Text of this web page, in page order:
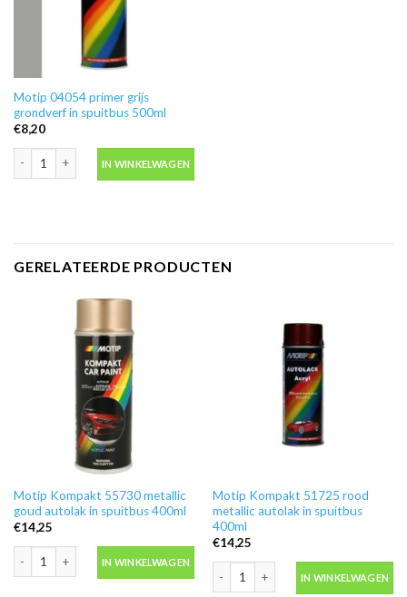
Motip 04054 primer grijs
grondverf in spuitbus 500ml
€8,20
IN WINKELWAGEN
GERELATEERDE PRODUCTEN
Motip Kompakt 55730 metallic
goud autolak in spuitbus 400ml
€14,25
Motip Kompakt 55730 metallic goud autolak in spuitbus 400ml aantal
IN WINKELWAGEN
Motip Kompakt 51725 rood
metallic autolak in spuitbus
400ml
€14,25
Motip Kompakt 51725 rood metallic
IN WINKELWAGEN